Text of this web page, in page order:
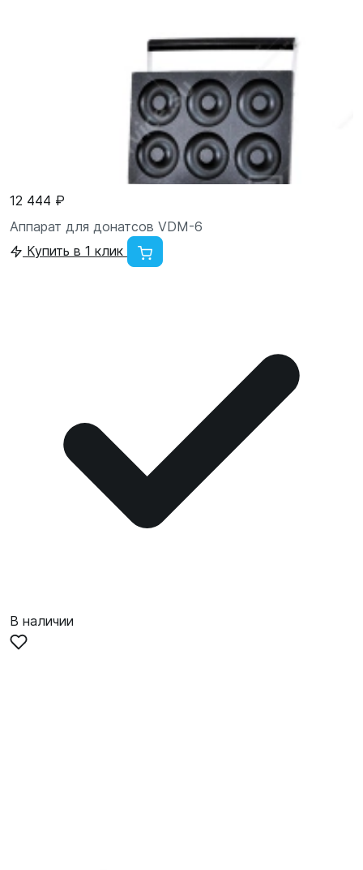
12 444 ₽
Аппарат для донатсов VDM-6
Купить в 1 клик
В наличии